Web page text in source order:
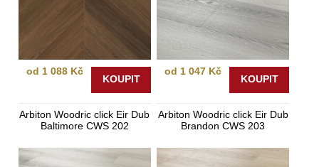
od 1 088 Kč
KOUPIT
od 1 047 Kč
KOUPIT
Arbiton Woodric click Eir Dub
Baltimore CWS 202
Arbiton Woodric click Eir Dub
Brandon CWS 203